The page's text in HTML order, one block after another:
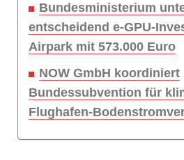
Bundesministerium
entscheidend e-GPU-
Airpark mit 573.000 Euro
NOW GmbH koordiniert
Bundessubvention für
Flughafen-